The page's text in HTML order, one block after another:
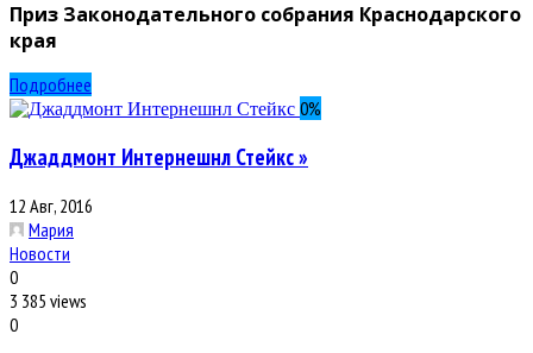
Приз Законодательного собрания Краснодарского
края
Подробнее
0%
Джаддмонт Интернешнл Стейкс »
12 Авг, 2016
Мария
Новости
0
3 385 views
0